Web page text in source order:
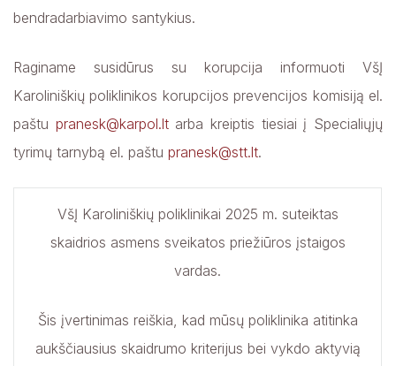
bendradarbiavimo santykius.
Raginame susidūrus su korupcija informuoti VšĮ
Karoliniškių poliklinikos korupcijos prevencijos komisiją el.
paštu pranesk@karpol.ltarba kreiptis tiesiai į Specialiųjų
tyrimų tarnybą el. paštu pranesk@stt.lt.
VšĮ Karoliniškių poliklinikai 2025 m. suteiktas
skaidrios asmens sveikatos priežiūros įstaigos
vardas.
Šis įvertinimas reiškia, kad mūsų poliklinika atitinka
aukščiausius skaidrumo kriterijus bei vykdo aktyvią